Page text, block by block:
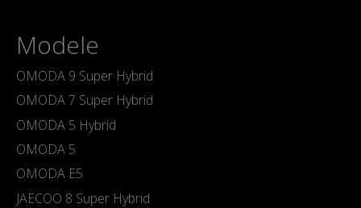
Modele
OMODA 9 Super Hybrid
OMODA 7 Super Hybrid
OMODA 5 Hybrid
OMODA 5
OMODA E5
JAECOO 8 Super Hybrid